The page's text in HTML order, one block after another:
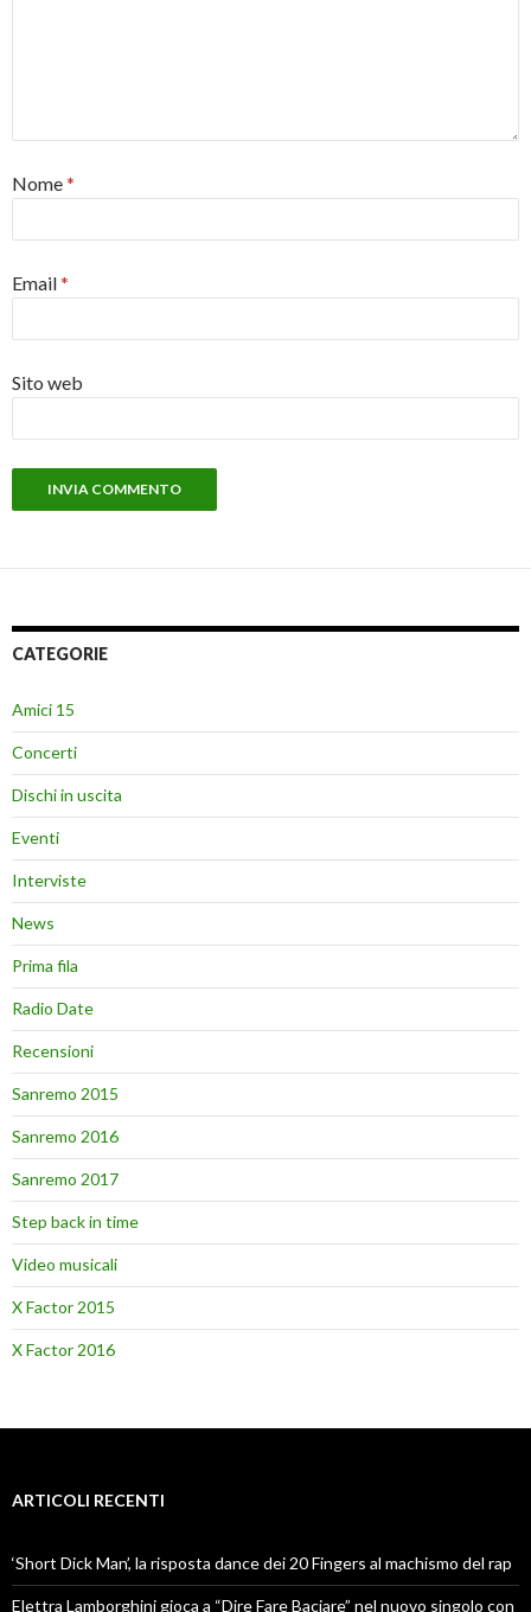
Nome*
Email*
Sito web
CATEGORIE
Amici 15
Concerti
Dischi in uscita
Eventi
Interviste
News
Prima fila
Radio Date
Recensioni
Sanremo 2015
Sanremo 2016
Sanremo 2017
Step back in time
Video musicali
X Factor 2015
X Factor 2016
ARTICOLI RECENTI
‘Short Dick Man’, la risposta dance dei 20 Fingers al machismo del rap
Elettra Lamborghini gioca a “Dire Fare Baciare” nel nuovo singolo con